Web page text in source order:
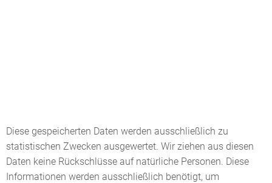
Diese gespeicherten Daten werden ausschließlich zu
statistischen Zwecken ausgewertet. Wir ziehen aus diesen
Daten keine Rückschlüsse auf natürliche Personen. Diese
Informationen werden ausschließlich benötigt, um